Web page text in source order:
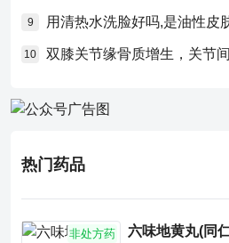
9 用清热水洗脸好吗,是油性皮
10 双膝关节缘骨质增生，关节
热门药品
非处方药 六味地黄丸(同